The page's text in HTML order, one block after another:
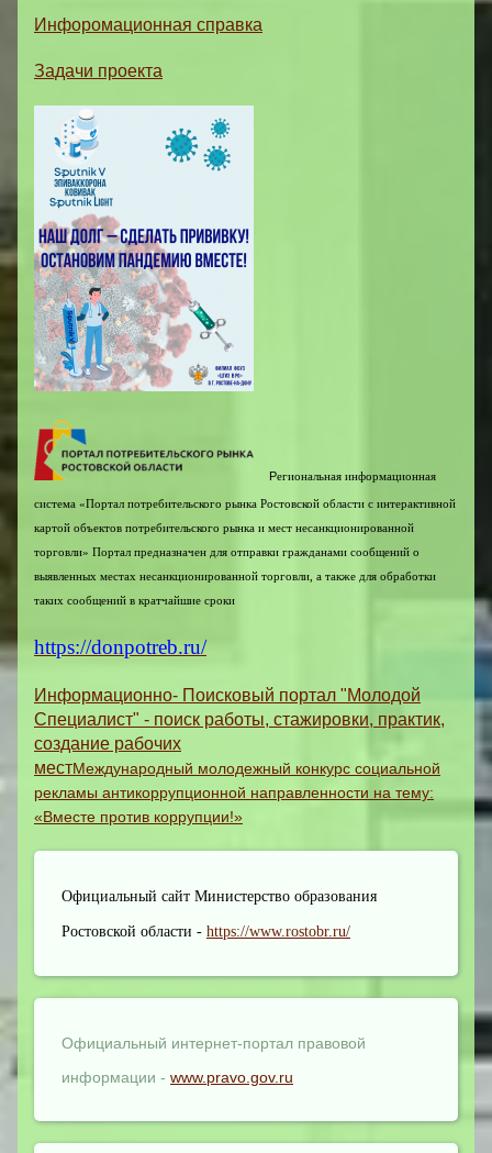
Инфоромационная справка
Задачи проекта
Региональная информационная
система «Портал потребительского рынка Ростовской области с интерактивной
картой объектов потребительского рынка и мест несанкционированной
торговли» Портал предназначен для отправки гражданами сообщений о
выявленных местах несанкционированной торговли, а также для обработки
таких сообщений в кратчайшие сроки
https://donpotreb.ru/
Информационно- Поисковый портал "Молодой
Специалист" - поиск работы, стажировки, практик,
создание рабочих
местМеждународный молодежный конкурс социальной
рекламы антикоррупционной направленности на тему:
«Вместе против коррупции!»
Официальный сайт Министерство образования
Ростовской области - https://www.rostobr.ru/
Официальный интернет-портал правовой
информации - www.pravo.gov.ru